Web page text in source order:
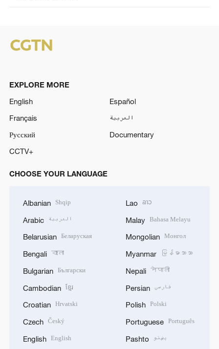
EXPLORE MORE
English
Español
Français
العربية
Русский
Documentary
CCTV+
CHOOSE YOUR LANGUAGE
Albanian Shqip
Arabic العربية
Belarusian Беларуская
Bengali বাংলা
Bulgarian Български
Cambodian ខ្មែរ
Croatian Hrvatski
Czech Český
English English
Lao ລາວ
Malay Bahasa Melayu
Mongolian Монгол
Myanmar မြန်မာဘာသာ
Nepali नेपाली
Persian فارسی
Polish Polski
Portuguese Português
Pashto پښتو